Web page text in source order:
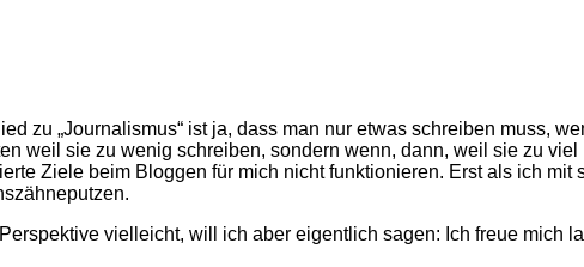
zu „Journalismus“ ist ja, dass man nur etwas schreiben muss,
weil sie zu wenig schreiben, sondern wenn, dann, weil sie zu
Ziele beim Bloggen für mich nicht funktionieren. Erst als ich
vielleicht, will ich aber eigentlich sagen: Ich freue mich